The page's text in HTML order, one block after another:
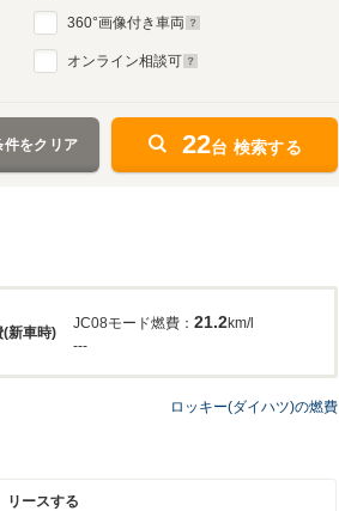
360°画像付き車両
オンライン相談可
件をクリア 22台 検索する
(新車時)
JC08モード燃費： 21.2km/l
---
ロッキー(ダイハツ)の燃費
リースする